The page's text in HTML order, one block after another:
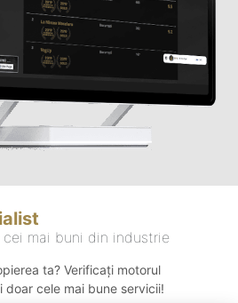
mai buni din industrie
ta? Verificați motorul
doar cele mai bune servicii!